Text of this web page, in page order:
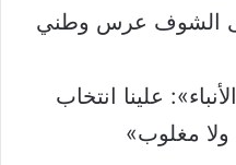
الشوف عرس وطني
علينا انتخاب
مغلوب»